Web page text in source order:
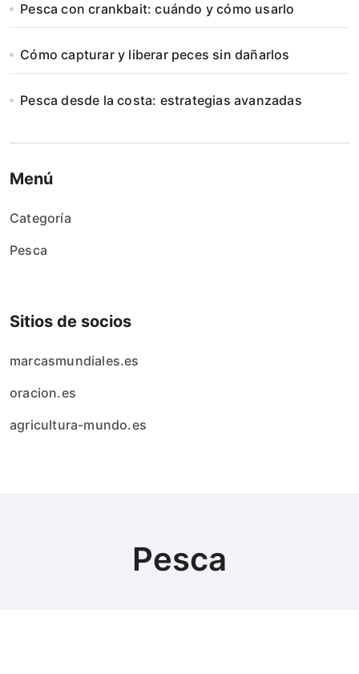
Pesca con crankbait: cuándo y cómo usarlo
Cómo capturar y liberar peces sin dañarlos
Pesca desde la costa: estrategias avanzadas
Menú
Categoría
Pesca
Sitios de socios
marcasmundiales.es
oracion.es
agricultura-mundo.es
Pesca